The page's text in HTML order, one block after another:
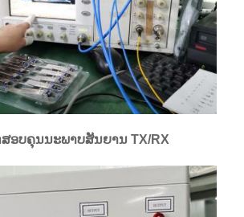
ອບຄຸນນະພາບສັນຍານ TX/RX